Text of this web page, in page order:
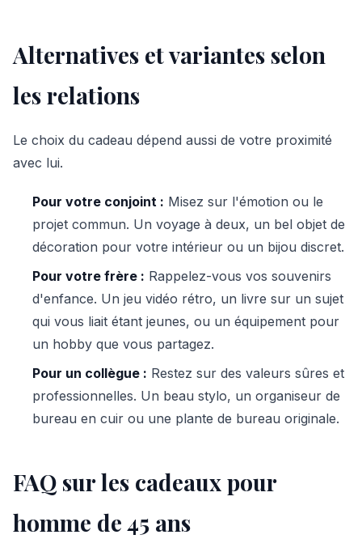
Alternatives et variantes selon
les relations
Le choix du cadeau dépend aussi de votre proximité
avec lui.
Pour votre conjoint : Misez sur l'émotion ou le
projet commun. Un voyage à deux, un bel objet de
décoration pour votre intérieur ou un bijou discret.
Pour votre frère : Rappelez-vous vos souvenirs
d'enfance. Un jeu vidéo rétro, un livre sur un sujet
qui vous liait étant jeunes, ou un équipement pour
un hobby que vous partagez.
Pour un collègue : Restez sur des valeurs sûres et
professionnelles. Un beau stylo, un organiseur de
bureau en cuir ou une plante de bureau originale.
FAQ sur les cadeaux pour
homme de 45 ans